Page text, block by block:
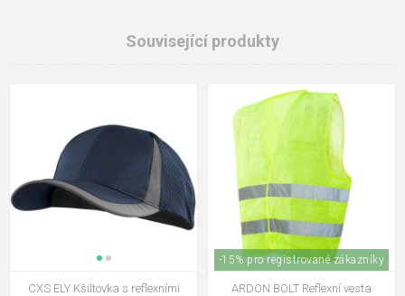
Související produkty
CXS ELY Kšiltovka s reflexními
-15% pro registrované zákazníky
ARDON BOLT Reflexní vesta